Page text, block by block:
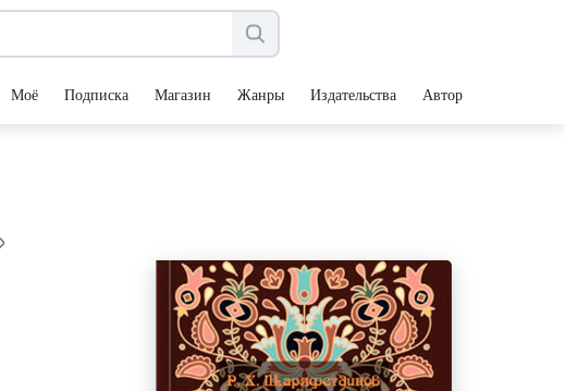
Моё Подписка Магазин Жанры Издательства Авторы